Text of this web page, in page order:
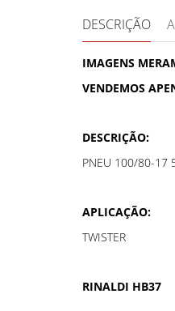
DESCRIÇÃO
IMAGENS
VENDEMOS
DESCRIÇÃO:
PNEU 100/80-17
APLICAÇÃO:
TWISTER
RINALDI HB37